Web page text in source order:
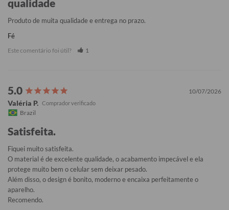
qualidade
Produto de muita qualidade e entrega no prazo.
Fé
Este comentário foi útil? 1
10/07/2026
Valéria P.
Brazil
Satisfeita.
Fiquei muito satisfeita.
O material é de excelente qualidade, o acabamento impecável e ela
protege muito bem o celular sem deixar pesado.
Além disso, o design é bonito, moderno e encaixa perfeitamente o
aparelho.
Recomendo.